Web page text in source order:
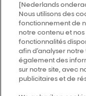
MY HAIR[iD]
Trouver un
L’Oréal Professionnel
[Nederlands
Nous utilisons des
fonctionnement de
notre contenu et
fonctionnalités
afin d’analyser
également des
sur notre site, avec
publicitaires et de